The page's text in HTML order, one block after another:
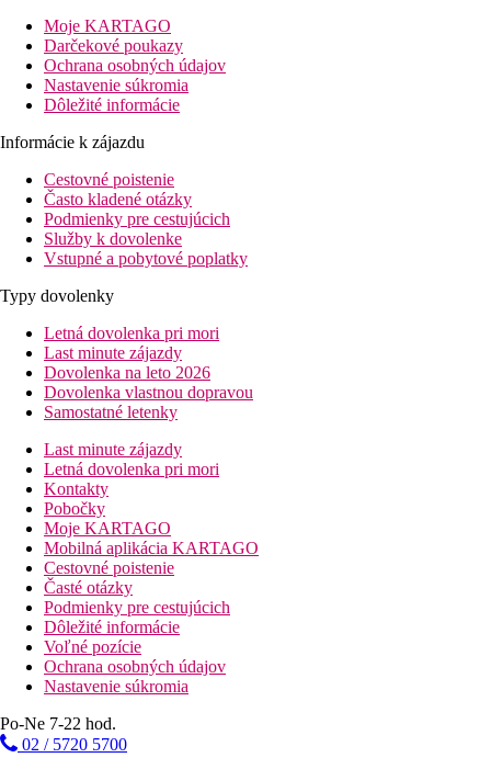
Moje KARTAGO
Darčekové poukazy
Ochrana osobných údajov
Nastavenie súkromia
Dôležité informácie
Informácie k zájazdu
Cestovné poistenie
Často kladené otázky
Podmienky pre cestujúcich
Služby k dovolenke
Vstupné a pobytové poplatky
Typy dovolenky
Letná dovolenka pri mori
Last minute zájazdy
Dovolenka na leto 2026
Dovolenka vlastnou dopravou
Samostatné letenky
Last minute zájazdy
Letná dovolenka pri mori
Kontakty
Pobočky
Moje KARTAGO
Mobilná aplikácia KARTAGO
Cestovné poistenie
Časté otázky
Podmienky pre cestujúcich
Dôležité informácie
Voľné pozície
Ochrana osobných údajov
Nastavenie súkromia
Po-Ne 7-22 hod.
02 / 5720 5700